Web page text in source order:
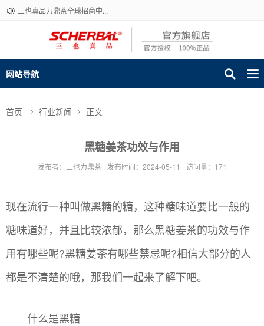
三也真品力鼎茶全球招商中...
网站导航
首页 行业新闻 正文
黑糖姜茶功效与作用
发布者：三也力鼎茶 发布时间：2024-05-11 访问量：171
现在流行一种叫做黑糖的糖，这种糖味道要比一般的
糖味道好，并且比较浓郁，那么黑糖姜茶的功效与作
用有哪些呢?黑糖姜茶有哪些禁忌呢?相信大部分的人
都是不清楚的哦，那我们一起来了解下吧。
什么是黑糖